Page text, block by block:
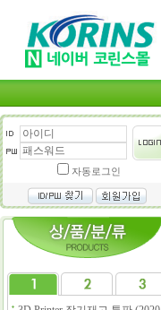
자동로그인